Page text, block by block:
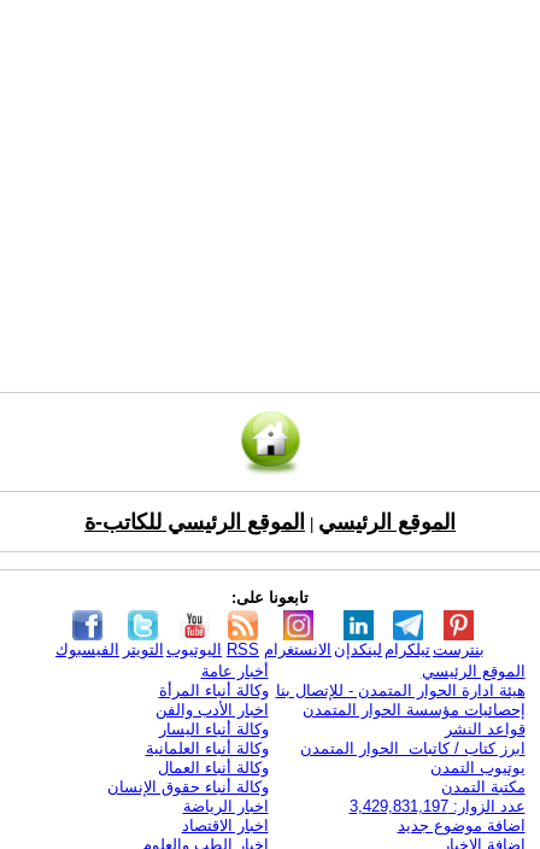
الموقع الرئيسي الموقع الرئيسي للكاتب-ة
تابعونا على:
الفيسبوك التويتر اليوتيوب RSS الانستغرام لينكدإن تيلكرامبنترست
الموقع الرئيسي
هيئة ادارة الحوار المتمدن - للإتصال بنا
إحصائيات مؤسسة الحوار المتمدن
قواعد النشر
ابرز كتاب / كاتبات الحوار المتمدن
يوتيوب التمدن
مكتبة التمدن
عدد الزوار: 3,429,831,197
اضافة موضوع جديد
اضافة الاخبار
أخبار عامة
وكالة أنباء المرأة
اخبار الأدب والفن
وكالة أنباء اليسار
وكالة أنباء العلمانية
وكالة أنباء العمال
وكالة أنباء حقوق الإنسان
اخبار الرياضة
اخبار الاقتصاد
اخبار الطب والعلوم